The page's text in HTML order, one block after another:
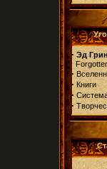
· Эд
·
· Книги
·
·